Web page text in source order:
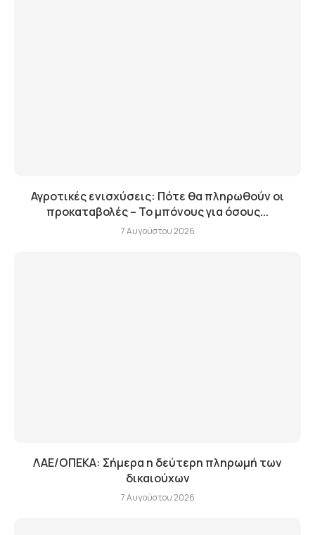
Αγροτικές ενισχύσεις: Πότε θα πληρωθούν οι
προκαταβολές – Το μπόνους για όσους...
7 Αυγούστου 2026
ΛΑΕ/ΟΠΕΚΑ: Σήμερα η δεύτερη πληρωμή των
δικαιούχων
7 Αυγούστου 2026